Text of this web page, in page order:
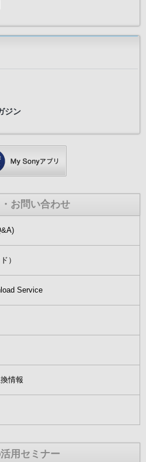
ジン
お問い合わせ
）
Service
情報
用セミナー